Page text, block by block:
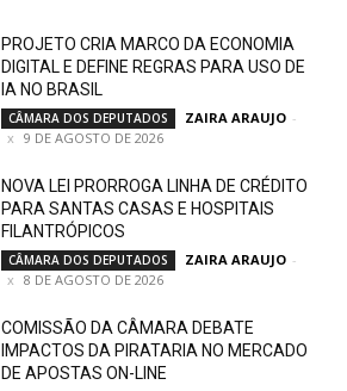
PROJETO CRIA MARCO DA ECONOMIA
DIGITAL E DEFINE REGRAS PARA USO DE
IA NO BRASIL
CÂMARA DOS DEPUTADOS ZAIRA ARAUJO -
9 DE AGOSTO DE 2026
NOVA LEI PRORROGA LINHA DE CRÉDITO
PARA SANTAS CASAS E HOSPITAIS
FILANTRÓPICOS
CÂMARA DOS DEPUTADOS ZAIRA ARAUJO -
8 DE AGOSTO DE 2026
COMISSÃO DA CÂMARA DEBATE
IMPACTOS DA PIRATARIA NO MERCADO
DE APOSTAS ON-LINE